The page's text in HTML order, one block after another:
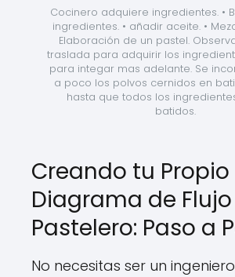
Cocinero adquiere ingredientes. •
ingredientes. • añadir aceite. •
Elaboración de un pastel.
traslada para adquirir los
para integar mas adelante. Se
a poco los polvos cernidos en
hasta que todos los
batidos.
Creando tu Propio
Diagrama de Flujo
Pastelero: Paso a
No necesitas ser un